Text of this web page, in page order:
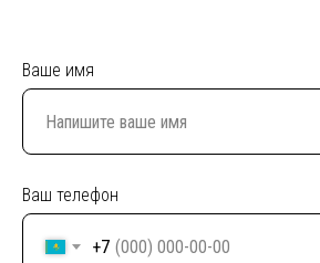
Ваше имя
Ваш телефон
+7